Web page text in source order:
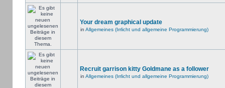
Your dream graphical update
in Allgemeines (Irrlicht und allgemeine Programmierung)
Recruit garrison kitty Goldmane as a follower
in Allgemeines (Irrlicht und allgemeine Programmierung)